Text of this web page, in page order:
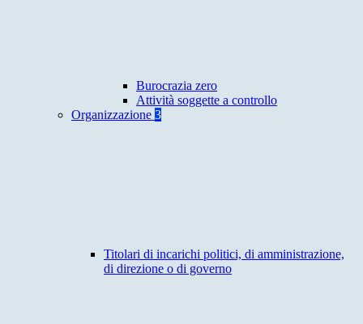
Burocrazia zero
Attività soggette a controllo
Organizzazione 3
Titolari di incarichi politici, di amministrazione,
di direzione o di governo